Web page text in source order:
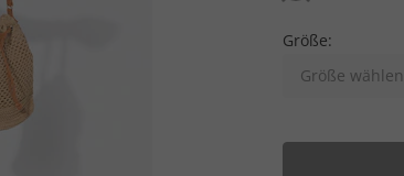
Größe:
Größe wählen